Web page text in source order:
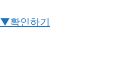
▼확인하기